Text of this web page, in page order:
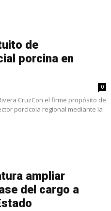
de
porcina en
0
CruzCon el firme propósito de
porcícola regional mediante la
ampliar
del cargo a